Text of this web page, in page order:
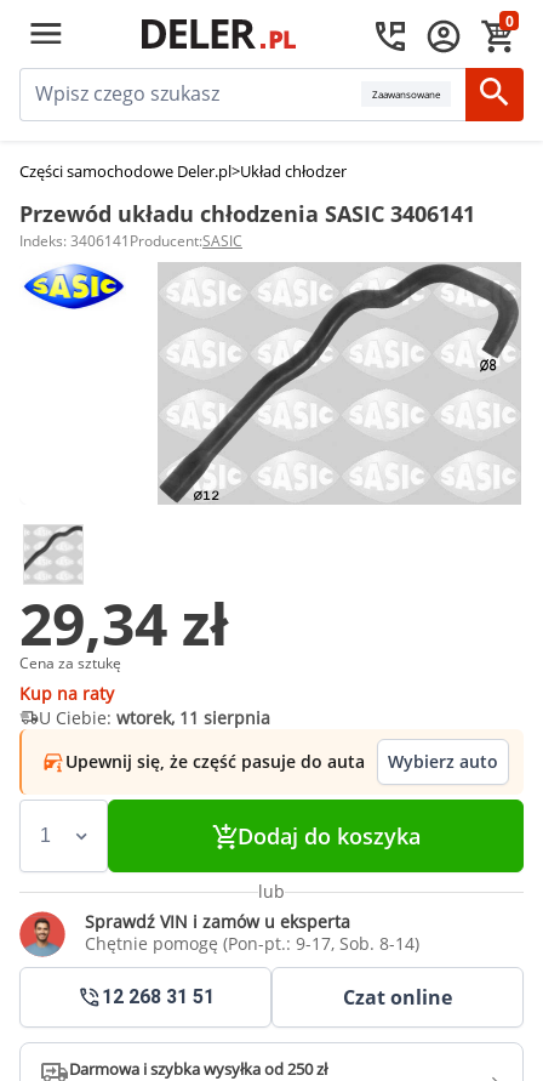
0
Zaawansowane
Części samochodowe Deler.pl>Układ chłodzenia silnika
Przewód układu chłodzenia SASIC 3406141
Indeks: 3406141Producent:SASIC
29,34 zł
Cena za sztukę
Kup na raty
U Ciebie: wtorek, 11 sierpnia
Upewnij się, że część pasuje do auta
Wybierz auto
Dodaj do koszyka
lub
Sprawdź VIN i zamów u eksperta
Chętnie pomogę (Pon-pt.: 9-17, Sob. 8-14)
12 268 31 51 Czat online
Darmowa i szybka wysyłka od 250 zł